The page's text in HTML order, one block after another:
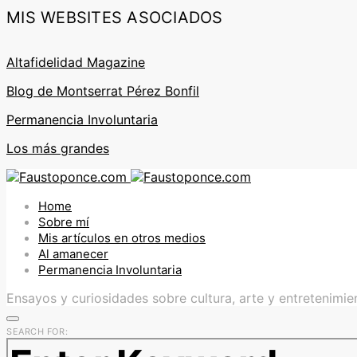
MIS WEBSITES ASOCIADOS
Altafidelidad Magazine
Blog de Montserrat Pérez Bonfil
Permanencia Involuntaria
Los más grandes
Home
Sobre mí
Mis artículos en otros medios
Al amanecer
Permanencia Involuntaria
Ensayos y curiosidades sobre cultura, arte y
SEARCH FOR: